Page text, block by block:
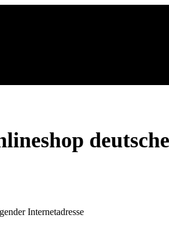
Internetadresse